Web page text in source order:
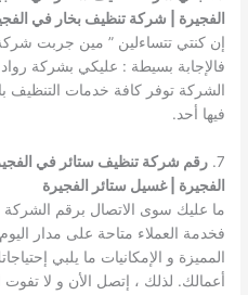
الفجيرة | شركة تنظيف بخار في
إن كنتي تتساءلين ” مين جربت
فالإجابة بسيطة : عليكي بشركة رواد
الشركة توفر كافة خدمات التنظيف
فيها أحد.
7. رقم شركة تنظيف ستائر في
الفجيرة | غسيل ستائر الفجيرة
ما عليك سوى الاتصال برقم الشركة
فخدمة العملاء متاحة على مدار
المميزة و الإمكانيات ما يلبي
أعمالك. لذلك ، إتصل الأن و لا